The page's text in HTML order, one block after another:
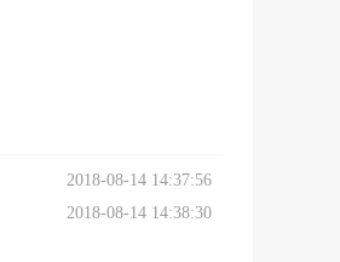
2018-08-14 14:37:56
2018-08-14 14:38:30